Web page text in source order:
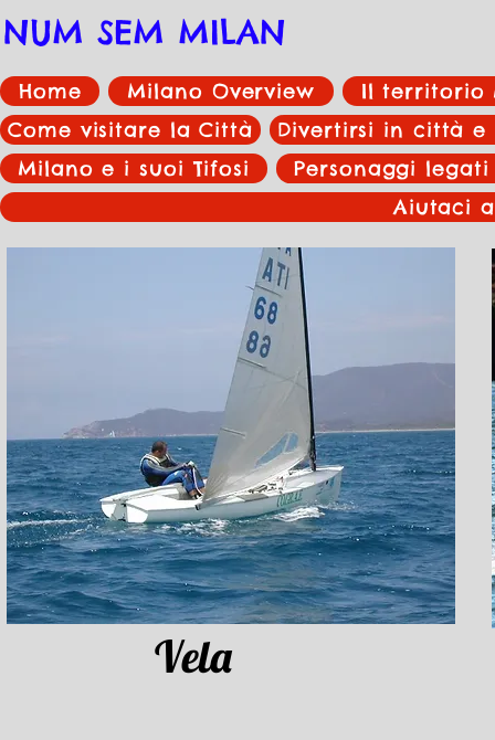
NUM SEM MILAN
Home Milano Overview
Il territorio
Come visitare la Città
Divertirsi in città
Milano e i suoi Tifosi
Personaggi
Aiutaci
Vela